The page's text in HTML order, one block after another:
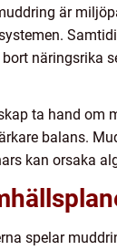
är
näringsrika
ta hand
balans.
kan orsaka
spelar